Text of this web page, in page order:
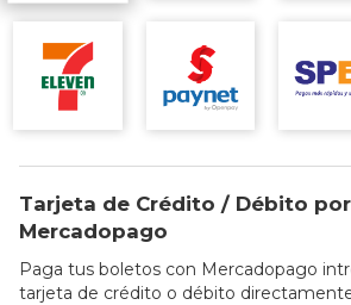
Tarjeta de Crédito / Débito
Mercadopago
Paga tus boletos con Mercadopago
tarjeta de crédito o débito